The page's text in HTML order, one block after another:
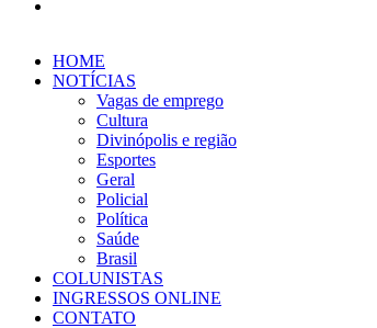
HOME
NOTÍCIAS
Vagas de emprego
Cultura
Divinópolis e região
Esportes
Geral
Policial
Política
Saúde
Brasil
COLUNISTAS
INGRESSOS ONLINE
CONTATO